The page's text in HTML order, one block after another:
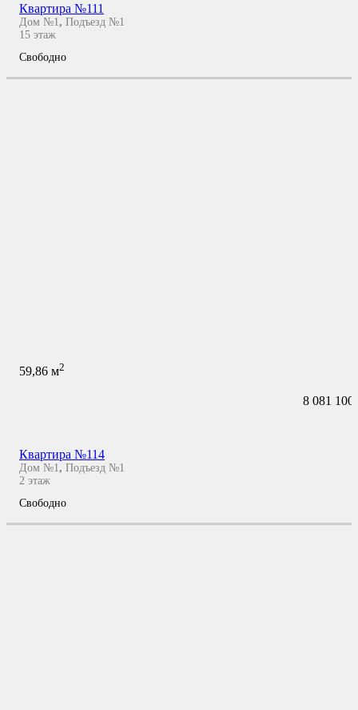
Квартира №111
Дом №1, Подъезд №1
15 этаж
Свободно
59,86 м2
8 081 100
Квартира №114
Дом №1 , Подъезд №1
2 этаж
Свободно